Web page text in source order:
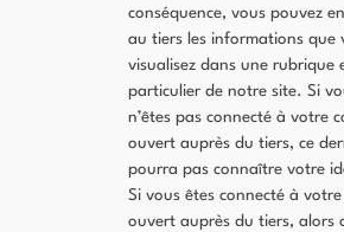
conséquence, vous pouvez
au tiers les informations que
visualisez dans une rubrique
particulier de notre site. Si
n’êtes pas connecté à votre
ouvert auprès du tiers, ce
pourra pas connaître votre
Si vous êtes connecté à
ouvert auprès du tiers, alors